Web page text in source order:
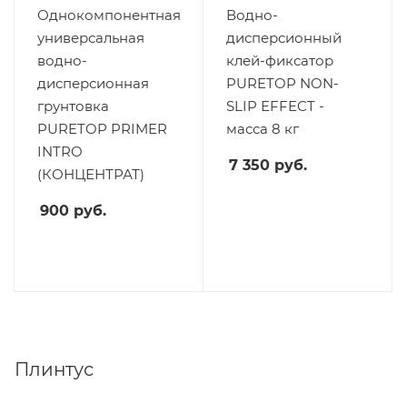
Однокомпонентная
универсальная
водно-
дисперсионная
грунтовка
PURETOP PRIMER
INTRO
(КОНЦЕНТРАТ)
900 руб.
Водно-
дисперсионный
клей-фиксатор
PURETOP NON-
SLIP EFFECT -
масса 8 кг
7 350 руб.
Плинтус